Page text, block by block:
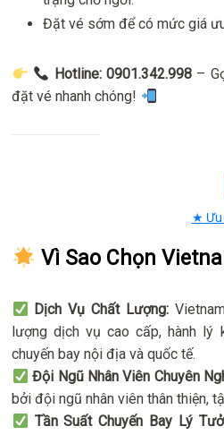
Đặt vé sớm để có mức giá
Hotline: 0901.342.998–
đặt vé nhanh chóng!
★ Ưu
Vì Sao Chọn
Dịch Vụ Chất Lượng:
lượng dịch vụ cao cấp, hành lý
chuyến bay nội địa và quốc tế.
Đội Ngũ Nhân Viên Chuyên
bởi đội ngũ nhân viên thân thiện,
Tần Suất Chuyến Bay Lý